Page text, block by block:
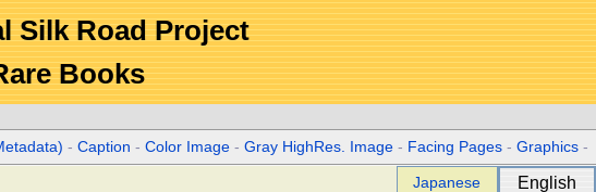
Silk Road Project
Books
-Caption -Color Image -Gray HighRes. Image - Facing Pages -Graphics -
Japanese English